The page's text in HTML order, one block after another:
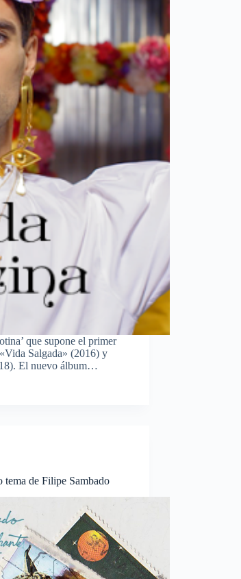
que supone el primer
Salgada» (2016) y
El nuevo álbum…
tema de Filipe Sambado